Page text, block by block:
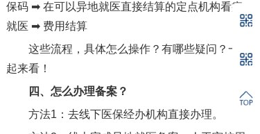
保码 ➡ 在可以异地就医直接结算的定点机构看病
就医 ➡ 费用结算
这些流程，具体怎么操作？有哪些疑问？一
起来看！
四、怎么办理备案？
方法1：去线下医保经办机构直接办理。